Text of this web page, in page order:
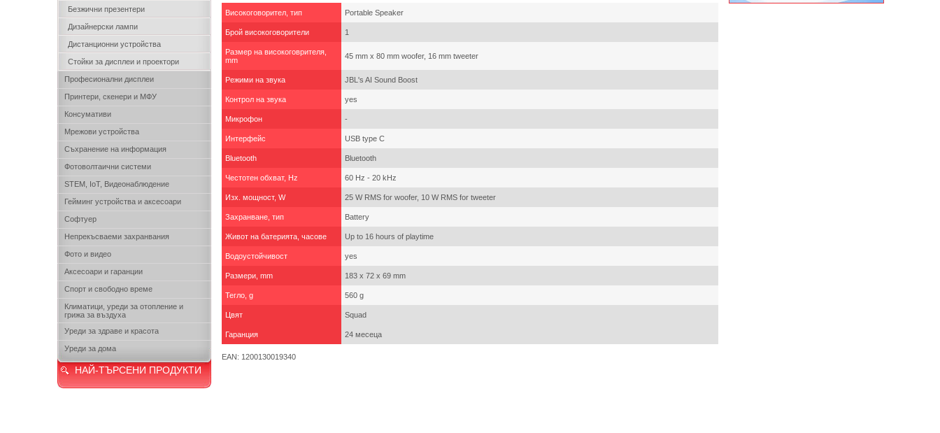
Безжични презентери
Дизайнерски лампи
Дистанционни устройства
Стойки за дисплеи и проектори
Професионални дисплеи
Принтери, скенери и МФУ
Консумативи
Мрежови устройства
Съхранение на информация
Фотоволтаични системи
STEM, IoT, Видеонаблюдение
Гейминг устройства и аксесоари
Софтуер
Непрекъсваеми захранвания
Фото и видео
Аксесоари и гаранции
Спорт и свободно време
Климатици, уреди за отопление и
грижа за въздуха
Уреди за здраве и красота
Уреди за дома
НАЙ-ТЪРСЕНИ ПРОДУКТИ
Високоговорител, тип Portable Speaker
Брой високоговорители 1
Размер на високоговрителя,
mm
45 mm x 80 mm woofer, 16 mm tweeter
Режими на звука JBL's AI Sound Boost
Контрол на звука yes
Микрофон -
Интерфейс USB type C
Bluetooth Bluetooth
Честотен обхват, Hz 60 Hz - 20 kHz
Изх. мощност, W 25 W RMS for woofer, 10 W RMS for tweeter
Захранване, тип Battery
Живот на батерията, часове Up to 16 hours of playtime
Водоустойчивост yes
Размери, mm 183 x 72 x 69 mm
Тегло, g 560 g
Цвят Squad
Гаранция 24 месеца
EAN: 1200130019340